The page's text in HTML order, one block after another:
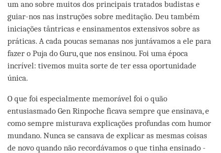
um ano sobre muitos dos principais tratados budistas e
guiar-nos nas instruções sobre meditação. Deu também
iniciações tântricas e ensinamentos extensivos sobre as
práticas. A cada poucas semanas nos juntávamos a ele para
fazer o Puja do Guru, que nos ensinou. Foi uma época
incrível: tivemos muita sorte de ter essa oportunidade
única.
O que foi especialmente memorável foi o quão
entusiasmado Gen Rinpoche ficava sempre que ensinava, e
como sempre misturava explicações profundas com humor
mundano. Nunca se cansava de explicar as mesmas coisas
de novo quando não recordávamos o que tinha ensinado -